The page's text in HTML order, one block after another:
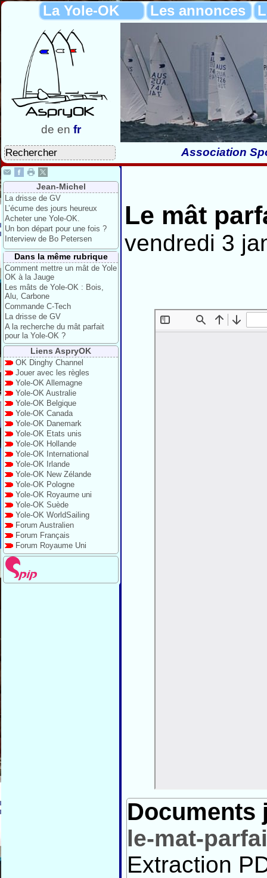
La Yole-OK Les annonces
de en fr
Association
Jean-Michel
La drisse de GV
L’écume des jours heureux
Acheter une Yole-OK.
Un bon départ pour une fois ?
Interview de Bo Petersen
Dans la même rubrique
Comment mettre un mât de Yole
OK à la Jauge
Les mâts de Yole-OK : Bois,
Alu, Carbone
Commande C-Tech
La drisse de GV
A la recherche du mât parfait
pour la Yole-OK ?
Liens AspryOK
OK Dinghy Channel
Jouer avec les règles
Yole-OK Allemagne
Yole-OK Australie
Yole-OK Belgique
Yole-OK Canada
Yole-OK Danemark
Yole-OK Etats unis
Yole-OK Hollande
Yole-OK International
Yole-OK Irlande
Yole-OK New Zélande
Yole-OK Pologne
Yole-OK Royaume uni
Yole-OK Suède
Yole-OK WorldSailing
Forum Australien
Forum Français
Forum Royaume Uni
Le mât
vendredi 3
Documents
le-mat-
Extraction